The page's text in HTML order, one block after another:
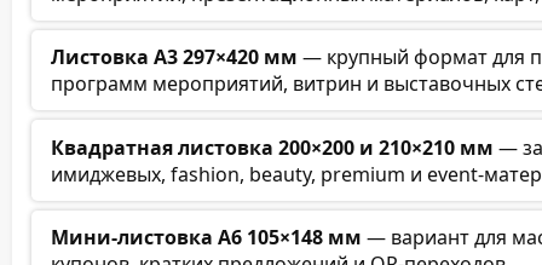
Листовка А3 297×420 мм — крупный формат для
программ мероприятий, витрин и выставочных
Квадратная листовка 200×200 и 210×210 мм —
имиджевых, fashion, beauty, premium и event-
Мини-листовка А6 105×148 мм — вариант для